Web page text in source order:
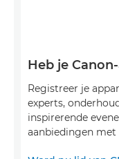
Heb je
Registreer je
experts,
inspirerende
aanbiedingen met